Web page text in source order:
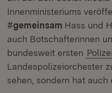
Innenministeriums
#gemeinsam Hass und
auch Botschafterinnen
bundesweit ersten
Landespolizeiorchester
sehen, sondern hat